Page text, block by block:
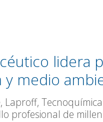
lidera
y medio
Laproff,
profesional de